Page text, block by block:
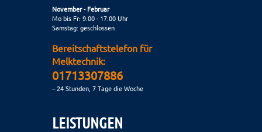
November - Februar
Mo bis Fr: 9.00 - 17.00 Uhr
Samstag: geschlossen
Bereitschaftstelefon für
Melktechnik:
01713307886
– 24 Stunden, 7 Tage die Woche
LEISTUNGEN